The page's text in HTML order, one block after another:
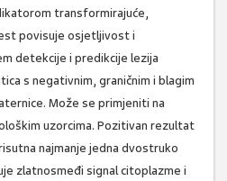
transformirajuće,
povisuje osjetljivost i
detekcije i predikcije lezija
s negativnim, graničnim i blagim
Može se primjeniti na
uzorcima. Pozitivan rezultat
najmanje jedna dvostruko
zlatnosmeđi signal citoplazme i